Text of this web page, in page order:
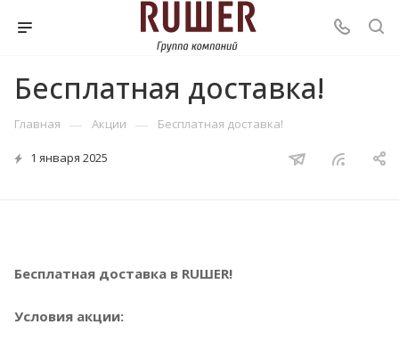
Бесплатная доставка!
Главная — Акции — Бесплатная доставка!
1 января 2025
Бесплатная доставка в RUШER!
Условия акции: